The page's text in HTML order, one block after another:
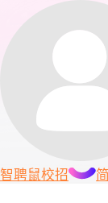
智聘鼠校招